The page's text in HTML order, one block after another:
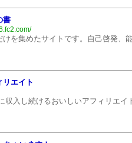
書
を集めたサイトです。自己啓発、
リエイト
収入し続けるおいしいアフィリエイ